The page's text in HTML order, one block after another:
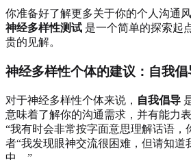
你准备好了解更多关于你的个人沟通
神经多样性测试 是一个简单的探索起
贵的见解。
神经多样性个体的建议：自我
对于神经多样性个体来说， 自我倡导
意味着了解你的沟通需求，并有能力
“我有时会非常按字面意思理解话语，
者“我发现眼神交流很困难，但请知道
中。”